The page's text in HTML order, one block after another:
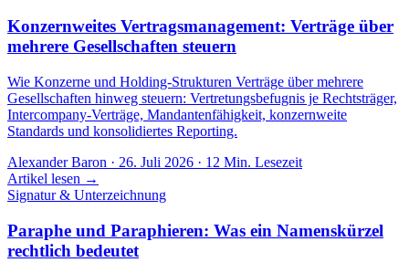
Konzernweites Vertragsmanagement: Verträge über
mehrere Gesellschaften steuern
Wie Konzerne und Holding-Strukturen Verträge über mehrere
Gesellschaften hinweg steuern: Vertretungsbefugnis je Rechtsträger,
Intercompany-Verträge, Mandantenfähigkeit, konzernweite
Standards und konsolidiertes Reporting.
Alexander Baron · 26. Juli 2026 · 12 Min. Lesezeit
Artikel lesen →
Signatur & Unterzeichnung
Paraphe und Paraphieren: Was ein Namenskürzel
rechtlich bedeutet